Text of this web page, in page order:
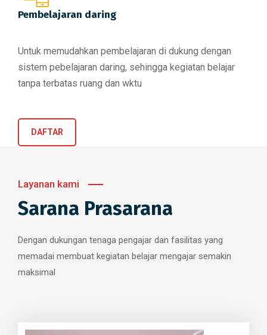
Pembelajaran daring
Untuk memudahkan pembelajaran di dukung dengan
sistem pebelajaran daring, sehingga kegiatan belajar
tanpa terbatas ruang dan wktu
DAFTAR
Layanan kami
Sarana Prasarana
Dengan dukungan tenaga pengajar dan fasilitas yang
memadai membuat kegiatan belajar mengajar semakin
maksimal